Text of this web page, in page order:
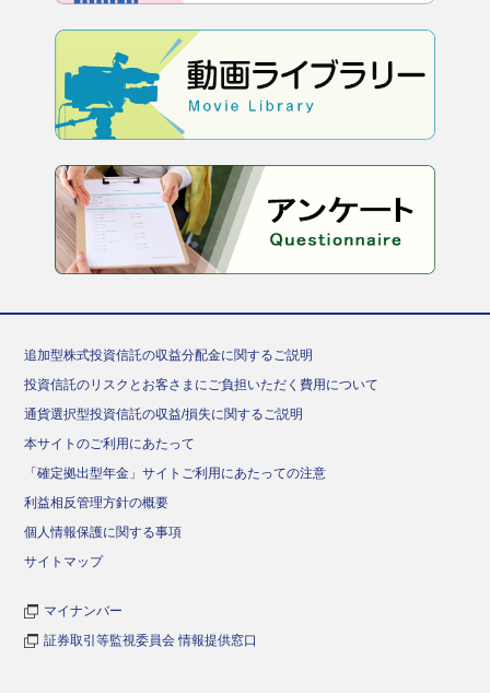
追加型株式投資信託の収益分配金に関するご説明
投資信託のリスクとお客さまにご負担いただく費用について
通貨選択型投資信託の収益/損失に関するご説明
本サイトのご利用にあたって
「確定拠出型年金」サイトご利用にあたっての注意
利益相反管理方針の概要
個人情報保護に関する事項
サイトマップ
マイナンバー
証券取引等監視委員会 情報提供窓口